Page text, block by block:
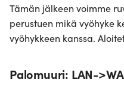
Tämän jälkeen voimme
perustuen mikä vyöhyke
vyöhykkeen kanssa.
Palomuuri: LAN-